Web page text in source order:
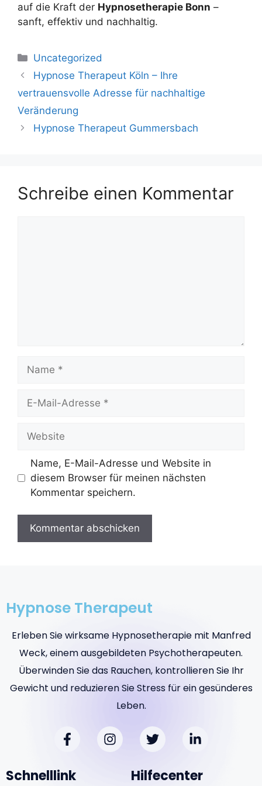
auf die Kraft der Hypnosetherapie Bonn –
sanft, effektiv und nachhaltig.
Uncategorized
Hypnose Therapeut Köln – Ihre
vertrauensvolle Adresse für nachhaltige
Veränderung
Hypnose Therapeut Gummersbach
Schreibe einen Kommentar
Name, E-Mail-Adresse und Website in
diesem Browser für meinen nächsten
Kommentar speichern.
Hypnose Therapeut​
Erleben Sie wirksame Hypnosetherapie mit Manfred
Weck, einem ausgebildeten Psychotherapeuten.
Überwinden Sie das Rauchen, kontrollieren Sie Ihr
Gewicht und reduzieren Sie Stress für ein gesünderes
Leben.
Schnelllink Hilfecenter